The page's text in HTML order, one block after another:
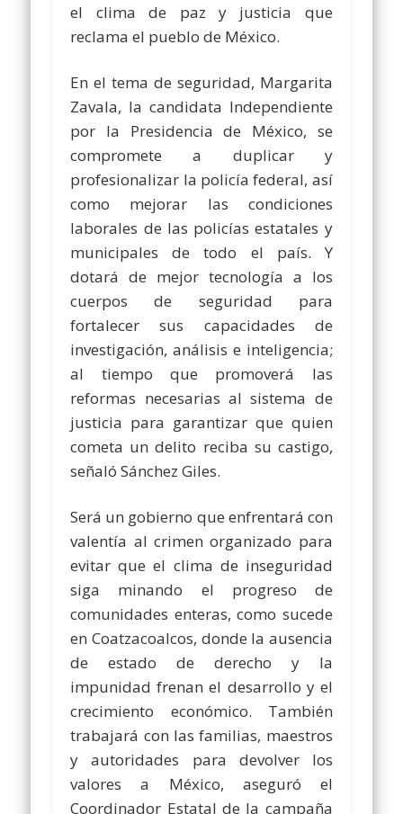
el clima de paz y justicia que
reclama el pueblo de México.
En el tema de seguridad, Margarita
Zavala, la candidata Independiente
por la Presidencia de México, se
compromete a duplicar y
profesionalizar la policía federal, así
como mejorar las condiciones
laborales de las policías estatales y
municipales de todo el país. Y
dotará de mejor tecnología a los
cuerpos de seguridad para
fortalecer sus capacidades de
investigación, análisis e inteligencia;
al tiempo que promoverá las
reformas necesarias al sistema de
justicia para garantizar que quien
cometa un delito reciba su castigo,
señaló Sánchez Giles.
Será un gobierno que enfrentará con
valentía al crimen organizado para
evitar que el clima de inseguridad
siga minando el progreso de
comunidades enteras, como sucede
en Coatzacoalcos, donde la ausencia
de estado de derecho y la
impunidad frenan el desarrollo y el
crecimiento económico. También
trabajará con las familias, maestros
y autoridades para devolver los
valores a México, aseguró el
Coordinador Estatal de la campaña